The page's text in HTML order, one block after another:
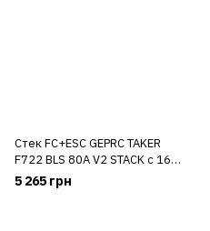
Стек FC+ESC GEPRC TAKER
F722 BLS 80A V2 STACK с 16МБ
Blackbox
5 265 грн